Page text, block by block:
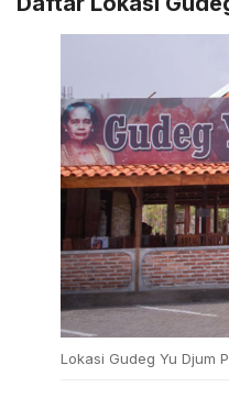
Lokasi Gudeg Yu Djum